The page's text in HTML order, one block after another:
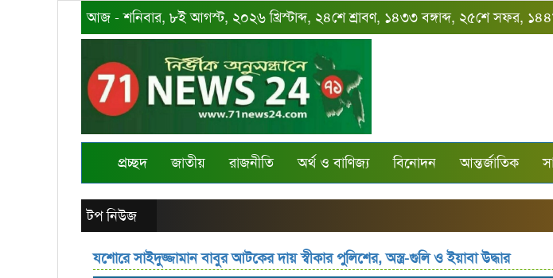
আজ - শনিবার, ৮ই আগস্ট, ২০২৬ খ্রিস্টাব্দ, ২৪শে শ্রাবণ, ১৪৩৩ বঙ্গাব্দ, ২৫শে সফর,
প্রচ্ছদ জাতীয় রাজনীতি অর্থ ও বাণিজ্য বিনোদন আন্তর্জাতিক
টপ নিউজ
যশোরে সাইদুজ্জামান বাবুর আটকের দায় স্বীকার পুলিশের, অস্ত্র-গুলি ও ইয়াবা উদ্ধার